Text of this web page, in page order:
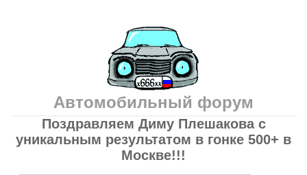
Автомобильный форум
Поздравляем Диму Плешакова с
уникальным результатом в гонке 500+ в
Москве!!!